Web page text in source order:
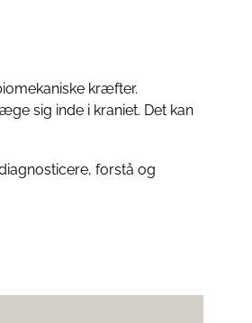
kræfter.
sig inde i kraniet. Det kan
forstå og